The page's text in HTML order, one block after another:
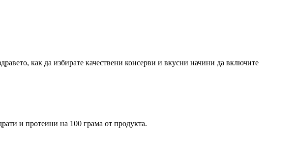
как да избирате качествени консерви и вкусни начини да включите
и протеини на 100 грама от продукта.